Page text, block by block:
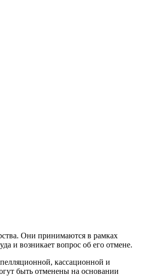
Они принимаются в рамках
и возникает вопрос об его отмене.
кассационной и
быть отменены на основании